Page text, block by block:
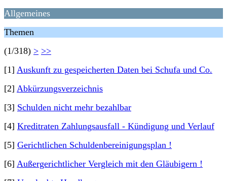
Allgemeines
Themen
(1/318) > >>
[1] Auskunft zu gespeicherten Daten bei Schufa und Co.
[2] Abkürzungsverzeichnis
[3] Schulden nicht mehr bezahlbar
[4] Kreditraten Zahlungsausfall - Kündigung und Verlauf
[5] Gerichtlichen Schuldenbereinigungsplan !
[6] Außergerichtlicher Vergleich mit den Gläubigern !